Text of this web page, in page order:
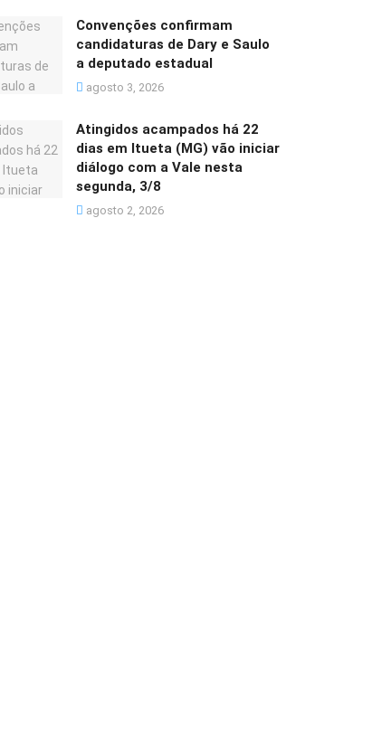
Convenções confirmam
candidaturas de Dary e Saulo
a deputado estadual
agosto 3, 2026
Atingidos acampados há 22
dias em Itueta (MG) vão iniciar
diálogo com a Vale nesta
segunda, 3/8
agosto 2, 2026